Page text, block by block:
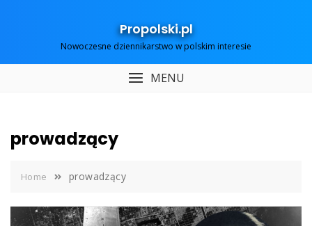
Propolski.pl
Nowoczesne dziennikarstwo w polskim interesie
MENU
prowadzący
Home prowadzący